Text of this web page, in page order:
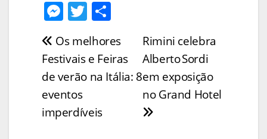
o
p
y
Li
n
k
m
ai
l e
b
o
o
k
e
st
s
A
p
p
e
dI
n
M
ss
e
n
g
er
T
w
itt
er
ar
e
Navegação
de
Post
Rimini celebra
Alberto Sordi
em exposição
no Grand Hotel
Os melhores
Festivais e Feiras
de verão na Itália: 8
eventos
imperdíveis